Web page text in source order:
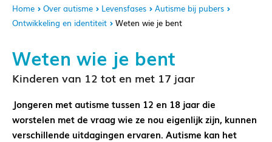
Home Over autisme Levensfases
Autisme bij pubers
Ontwikkeling en identiteit
Weten wie je bent
Weten wie je bent
Kinderen van 12 tot en met 17 jaar
Jongeren met autisme tussen 12 en 18 jaar die
worstelen met de vraag wie ze nou eigenlijk zijn, kunnen
verschillende uitdagingen ervaren. Autisme kan het